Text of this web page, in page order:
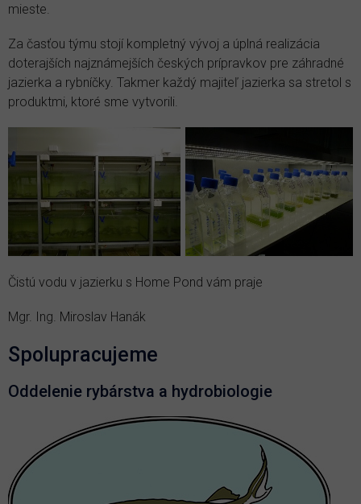
mieste.
Za časťou týmu stojí kompletný vývoj a úplná realizácia
doterajších najznámejších českých prípravkov pre záhradné
jazierka a rybníčky. Takmer každý majiteľ jazierka sa stretol s
produktmi, ktoré sme vytvorili.
Čistú vodu v jazierku s Home Pond vám praje
Mgr. Ing. Miroslav Hanák
Spolupracujeme
Oddelenie rybárstva a hydrobiologie